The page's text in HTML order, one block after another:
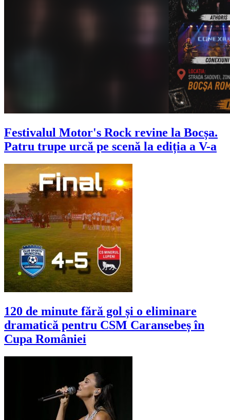
Festivalul Motor's Rock revine la Bocșa.
Patru trupe urcă pe scenă la ediția a V-a
120 de minute fără gol și o eliminare
dramatică pentru CSM Caransebeș în
Cupa României